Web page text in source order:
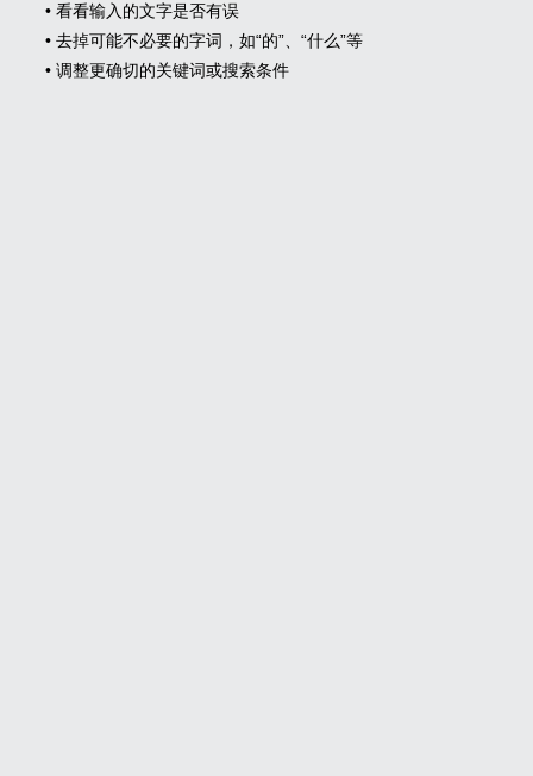
• 看看输入的文字是否有误
• 去掉可能不必要的字词，如“的”、“什么”等
• 调整更确切的关键词或搜索条件